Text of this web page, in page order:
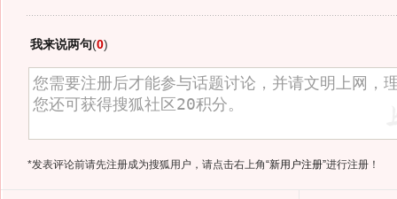
我来说两句(0)
*发表评论前请先注册成为搜狐用户，请点击右上角“新用户注册”进行注册！